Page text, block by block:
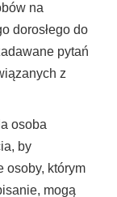
na
dorosłego do
pytań
z
osoba
by
osoby, którym
mogą